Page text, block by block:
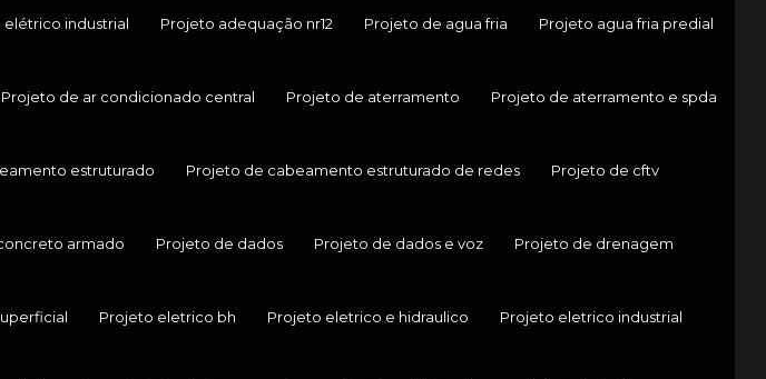
industrial Projeto adequação nr12 Projeto de agua fria Projeto agua fria predial
Projeto de ar condicionado central Projeto de aterramento Projeto de aterramento e spda
estruturado Projeto de cabeamento estruturado de redes Projeto de cftv
armado Projeto de dados Projeto de dados e voz Projeto de drenagem
Projeto eletrico bh Projeto eletrico e hidraulico Projeto eletrico industrial